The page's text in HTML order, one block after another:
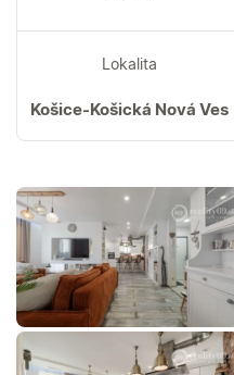
Lokalita
Košice-Košická Nová Ves